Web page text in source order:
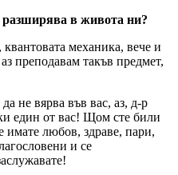
разширява в живота ни?
механика, вече и
преподавам такъв предмет,
не вярва във вас, аз, д-р
един от вас! Щом сте били
любов, здраве, пари,
и се